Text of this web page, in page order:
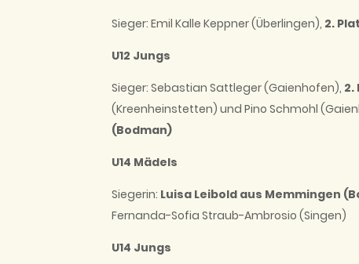
Sieger: Emil Kalle Keppner (Überlingen), 2.
U12 Jungs
Sieger: Sebastian Sattleger (Gaienhofen), 2.
(Kreenheinstetten) und Pino Schmohl
(Bodman)
U14 Mädels
Siegerin: Luisa Leibold aus Memmingen
Fernanda-Sofia Straub-Ambrosio (Singen)
U14 Jungs